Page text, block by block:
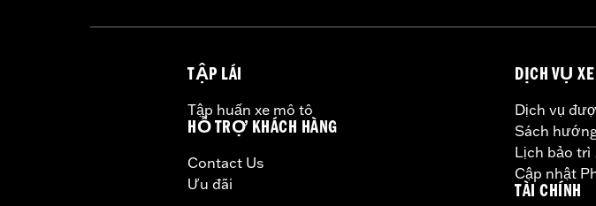
TẬP LÁI
Tập huấn xe mô tô
HỖ TRỢ KHÁCH HÀNG
Contact Us
Ưu đãi
DỊCH VỤ XE
Dịch vụ
Sách
Lịch bảo trì
Cập nhật
TÀI CHÍNH